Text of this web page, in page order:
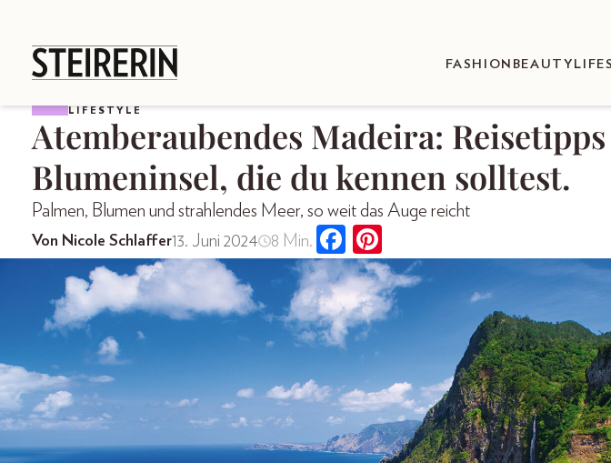
FASHION BEAUTY
LIFESTYLE
Atemberaubendes Madeira:
Blumeninsel, die du kennen solltest.
Palmen, Blumen und strahlendes Meer, so weit das Auge reicht
Von Nicole Schlaffer13. Juni 2024 8 Min.